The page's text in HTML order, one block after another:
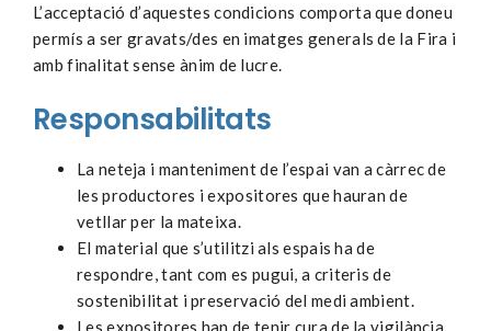
L’acceptació d’aquestes condicions comporta que doneu
permís a ser gravats/des en imatges generals de la Fira i
amb finalitat sense ànim de lucre.
Responsabilitats
La neteja i manteniment de l’espai van a càrrec de
les productores i expositores que hauran de
vetllar per la mateixa.
El material que s’utilitzi als espais ha de
respondre, tant com es pugui, a criteris de
sostenibilitat i preservació del medi ambient.
Les expositores han de tenir cura de la vigilància